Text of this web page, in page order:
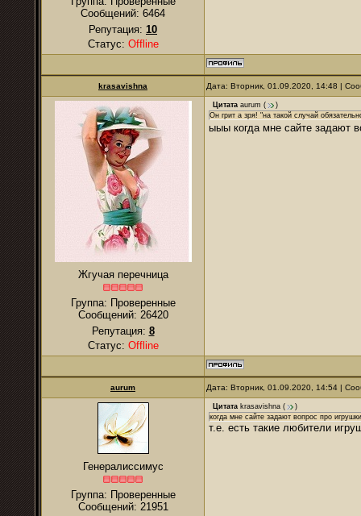
Сообщений: 6464
Репутация: 10
Статус: Offline
krasavishna Дата: Вторник, 01.09.2020, 14:48 |
Жгучая перечница
Группа: Проверенные
Сообщений: 26420
Репутация: 8
Статус: Offline
Цитата аurum (
)
Он грит а зря! "на такой случай
ыыы когда мне сайте задают
аurum Дата: Вторник, 01.09.2020, 14:54 |
Генералиссимус
Группа: Проверенные
Сообщений: 21951
Цитата krasavishna (
)
когда мне сайте задают вопрос про игрушки
т.е. есть такие любители